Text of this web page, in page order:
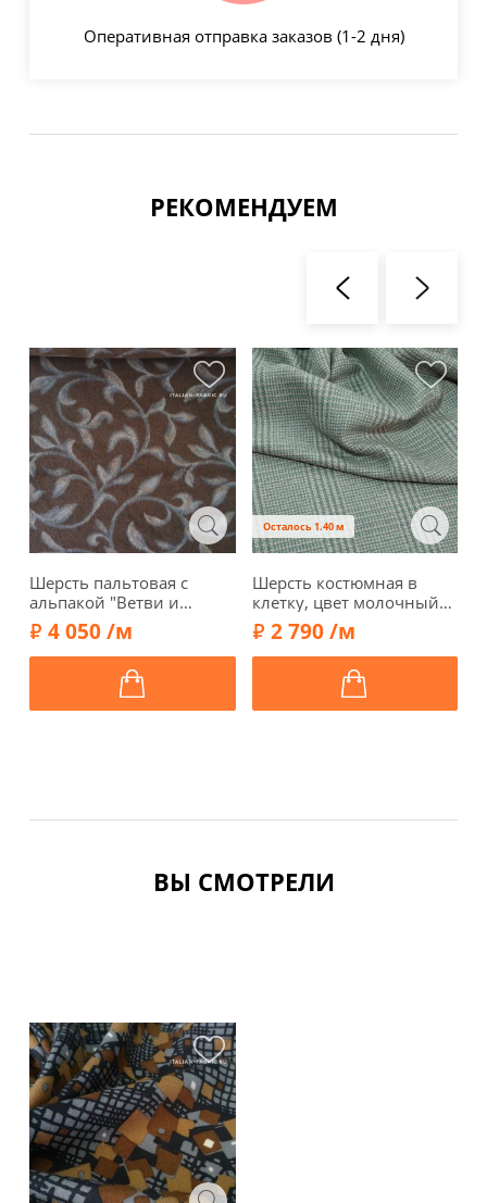
Оперативная отправка заказов (1-2 дня)
РЕКОМЕНДУЕМ
Шерсть пальтовая с
альпакой "Ветви и
листья", фон
коричневый, 00735-1
4 050 /м
Осталось 1.40 м
Шерсть костюмная в
клетку, цвет молочный/
аквамариновый, 61543-2
2 790 /м
ВЫ СМОТРЕЛИ